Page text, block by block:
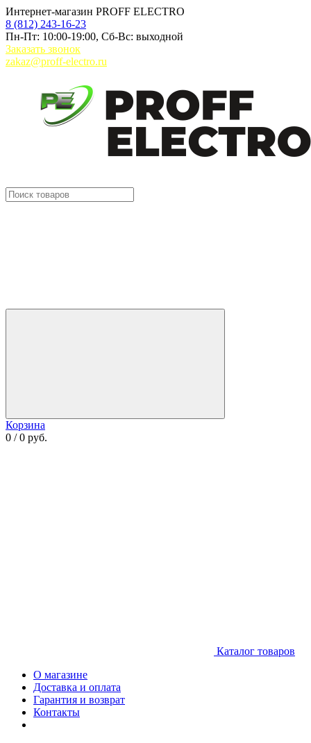
Интернет-магазин PROFF ELECTRO
8 (812) 243-16-23
Пн-Пт: 10:00-19:00, Сб-Вс: выходной
Заказать звонок
zakaz@proff-electro.ru
Корзина
0 / 0 руб.
Каталог товаров
О магазине
Доставка и оплата
Гарантия и возврат
Контакты